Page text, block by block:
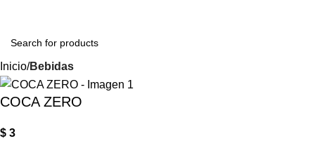
Inicio Bebidas
COCA ZERO
$ 3